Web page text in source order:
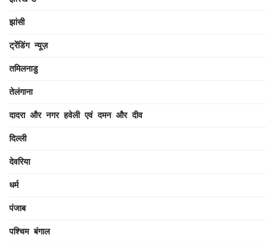
झांसी
ट्रेंडिंग न्यूज़
तमिलनाडु
तेलंगाना
दादरा और नगर हवेली एवं दमन और दीव
दिल्ली
देवरिया
धर्म
पंजाब
पश्चिम बंगाल